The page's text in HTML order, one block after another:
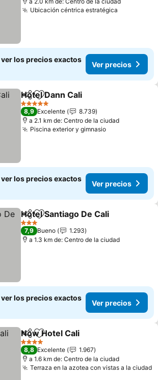
Ubicación céntrica estratégica
los precios exactos
Ver precios
CompartirAgregar a favoritos
Hotel Dann Cali
5 Estrellas
8,9 Excelente
8.739
a 2.1 km de: Centro de la ciudad
Piscina exterior y gimnasio
los precios exactos
Ver precios
CompartirAgregar a favoritos
Hotel Santiago De Cali
3 Estrellas
7,9 Bueno
1.293
a 1.3 km de: Centro de la ciudad
los precios exactos
Ver precios
CompartirAgregar a favoritos
Now Hotel Cali
4 Estrellas
8,8 Excelente
1.967
a 1.6 km de: Centro de la ciudad
Terraza en la azotea con vistas a la ciudad